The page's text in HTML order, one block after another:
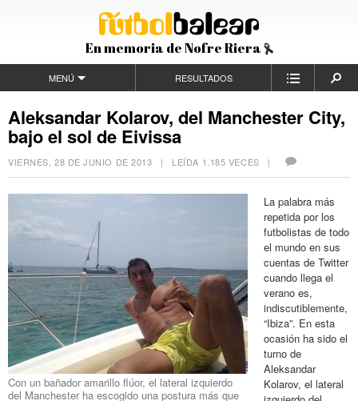
En memoria de Nofre Riera
MENÚ RESULTADOS
Aleksandar Kolarov, del Manchester City,
bajo el sol de Eivissa
VIERNES, 28 DE JUNIO DE 2013 | LEÍDA 1.185 VECES |
Con un bañador amarillo flúor, el lateral izquierdo
del Manchester ha escogido una postura más que
La palabra más
repetida por los
futbolistas de todo
el mundo en sus
cuentas de Twitter
cuando llega el
verano es,
indiscutiblemente,
“Ibiza”. En esta
ocasión ha sido el
turno de
Aleksandar
Kolarov, el lateral